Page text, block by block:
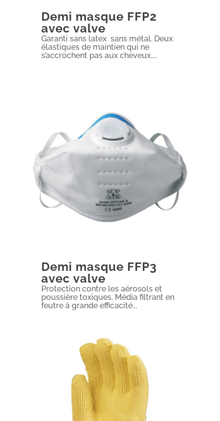
Demi masque FFP2
avec valve
Garanti sans latex  sans métal. Deux
élastiques de maintien qui ne
s’accrochent pas aux cheveux....
Demi masque FFP3
avec valve
Protection contre les aérosols et
poussière toxiques. Média filtrant en
feutre à grande efficacité...